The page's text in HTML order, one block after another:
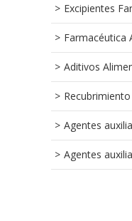
Excipientes
Farmacéutica
Aditivos
Agentes
Agentes